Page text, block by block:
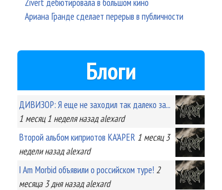
Ариана Гранде сделает перерыв в публичности
Блоги
ДИВИЗОР: Я еще не заходил так далеко за...
1 месяц 1 неделяназад alexard
Второй альбом киприотов KA'APER 1 месяц 3
неделиназад alexard
I Am Morbid объявили о российском туре! 2
месяца 3 дняназад alexard